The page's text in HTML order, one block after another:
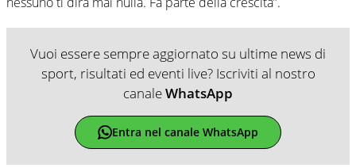
Vuoi essere sempre aggiornato su ultime news di
sport, risultati ed eventi live? Iscriviti al nostro
canaleWhatsApp
Entra nel canale WhatsApp